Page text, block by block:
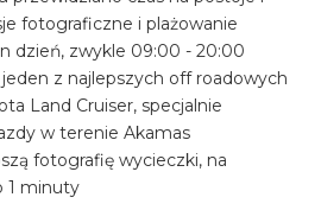
fotograficzne i plażowanie
dzień, zwykle 09:00 - 20:00
z najlepszych off roadowych
Land Cruiser, specjalnie
w terenie Akamas
fotografię wycieczki, na
1 minuty